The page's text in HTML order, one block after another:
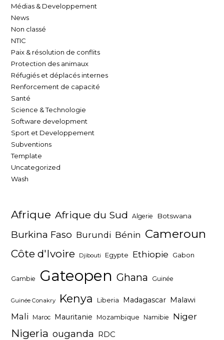
Médias & Developpement
News
Non classé
NTIC
Paix & résolution de conflits
Protection des animaux
Réfugiés et déplacés internes
Renforcement de capacité
Santé
Science & Technologie
Software development
Sport et Developpement
Subventions
Template
Uncategorized
Wash
Afrique Afrique du Sud Algerie Botswana
Burkina Faso Burundi Bénin Cameroun
Côte d'Ivoire Djibouti Egypte Ethiopie Gabon
Gambie Gateopen Ghana Guinée
Guinée Conakry Kenya Liberia Madagascar Malawi
Mali Maroc Mauritanie Mozambique Namibie Niger
Nigeria ouganda
RDC